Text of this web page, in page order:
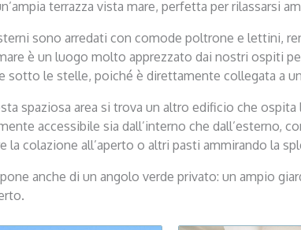
terrazza vista mare, perfetta per rilassarsi
sono arredati con comode poltrone e lettini,
è un luogo molto apprezzato dai nostri ospiti
sotto le stelle, poiché è direttamente collegata a
spaziosa area si trova un altro edificio che
accessibile sia dall’interno che dall’esterno,
la colazione all’aperto o altri pasti ammirando la
anche di un angolo verde privato: un ampio